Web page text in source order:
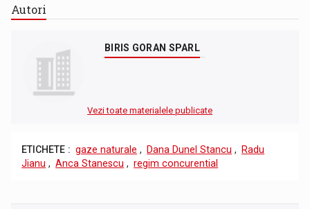
Autori
BIRIS GORAN SPARL
Vezi toate materialele publicate
ETICHETE : gaze naturale , Dana Dunel Stancu ,
Radu
Jianu , Anca Stanescu , regim concurential